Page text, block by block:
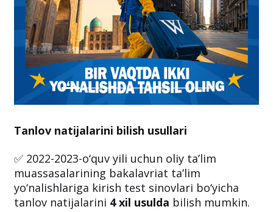
Tanlov natijalarini bilish usullari
✅ 2022-2023-o‘quv yili uchun oliy ta’lim
muassasalarining bakalavriat ta’lim
yo‘nalishlariga kirish test sinovlari bo‘yicha
tanlov natijalarini 4 xil usulda bilish mumkin.